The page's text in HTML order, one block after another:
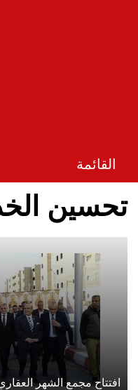
القائمة
تحسين
افتتاح مجمع الشهر العقاري